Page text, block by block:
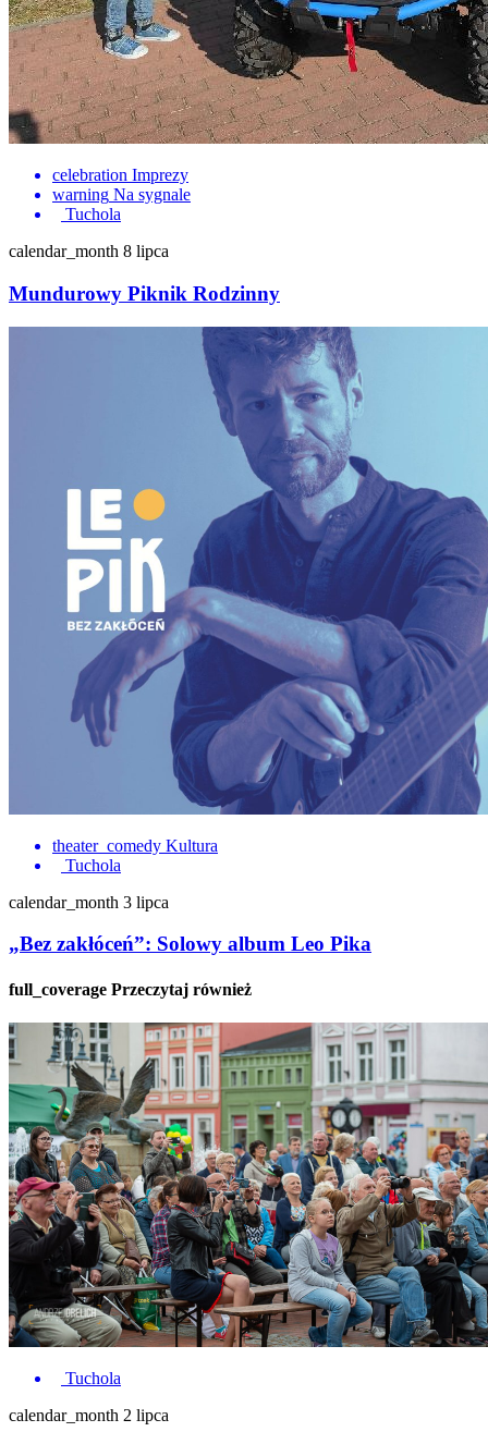
celebration Imprezy
warning Na sygnale
Tuchola
calendar_month 8 lipca
Mundurowy Piknik Rodzinny
theater_comedy Kultura
Tuchola
calendar_month 3 lipca
„Bez zakłóceń”: Solowy album Leo Pika
full_coverage Przeczytaj również
Tuchola
calendar_month 2 lipca